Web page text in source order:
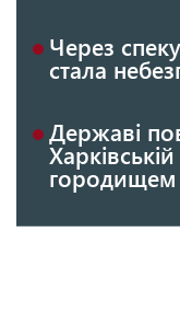
Через
стала
Державі
городищем